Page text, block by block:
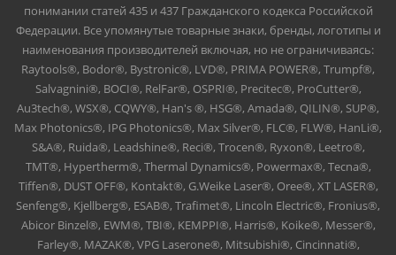
понимании статей 435 и 437 Гражданского кодекса Российской
Федерации. Все упомянутые товарные знаки, бренды, логотипы и
наименования производителей включая, но не ограничиваясь:
Raytools®, Bodor®, Bystronic®, LVD®, PRIMA POWER®, Trumpf®,
Salvagnini®, BOCI®, RelFar®, OSPRI®, Precitec®, ProCutter®,
Au3tech®, WSX®, CQWY®, Han's ®, HSG®, Amada®, QILIN®, SUP®,
Max Photonics®, IPG Photonics®, Max Silver®, FLC®, FLW®, HanLi®,
S&A®, Ruida®, Leadshine®, Reci®, Trocen®, Ryxon®, Leetro®,
TMT®, Hypertherm®, Thermal Dynamics®, Powermax®, Tecna®,
Tiffen®, DUST OFF®, Kontakt®, G.Weike Laser®, Oree®, XT LASER®,
Senfeng®, Kjellberg®, ESAB®, Trafimet®, Lincoln Electric®, Fronius®,
Abicor Binzel®, EWM®, TBI®, KEMPPI®, Harris®, Koike®, Messer®,
Farley®, MAZAK®, VPG Laserone®, Mitsubishi®, Cincinnati®,